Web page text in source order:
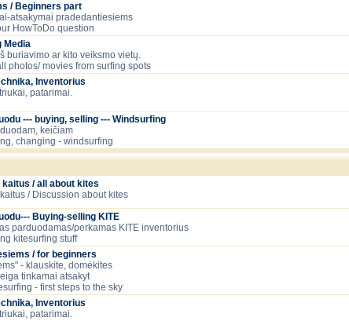
/ Beginners part
atsakymai pradedantiesiems
HowToDo question
Media
buriavimo ar kito veiksmo vietų.
photos/ movies from surfing spots
Inventorius
patarimai.
--- buying, selling --- Windsurfing
keičiam
changing - windsurfing
/ all about kites
/ Discussion about kites
Buying-selling KITE
parduodamas/perkamas KITE inventorius
kitesurfing stuff
/ for beginners
- klauskite, domėkites
tinkamai atsakyt
- first steps to the sky
Inventorius
patarimai.